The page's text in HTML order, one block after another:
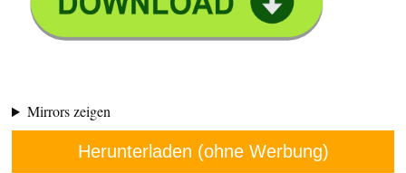
Mirrors zeigen
Herunterladen (ohne Werbung)